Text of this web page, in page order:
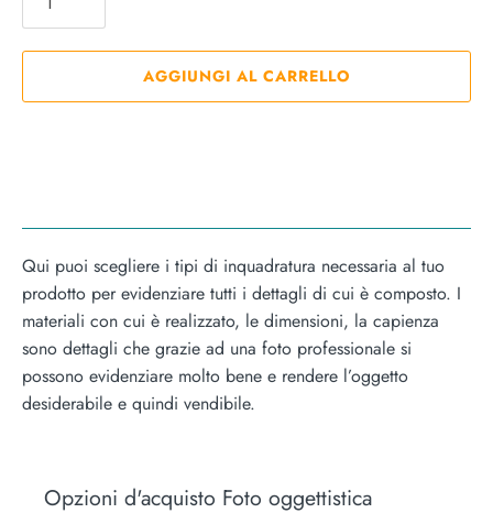
AGGIUNGI AL CARRELLO
Qui puoi scegliere i tipi di inquadratura necessaria al tuo
prodotto per evidenziare tutti i dettagli di cui è composto. I
materiali con cui è realizzato, le dimensioni, la capienza
sono dettagli che grazie ad una foto professionale si
possono evidenziare molto bene e rendere l’oggetto
desiderabile e quindi vendibile.
Opzioni d'acquisto Foto oggettistica